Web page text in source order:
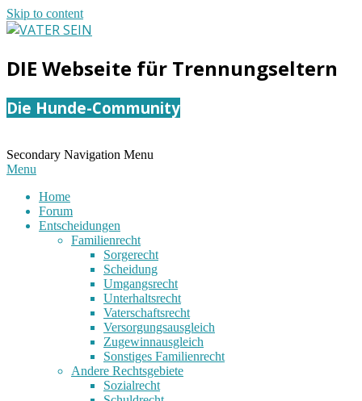
Skip to content
SEIN
DIE Webseite für Trennungseltern
Die Hunde-Community
Secondary Navigation Menu
Menu
Home
Forum
Entscheidungen
Familienrecht
Sorgerecht
Scheidung
Umgangsrecht
Unterhaltsrecht
Vaterschaftsrecht
Versorgungsausgleich
Zugewinnausgleich
Sonstiges Familienrecht
Andere Rechtsgebiete
Sozialrecht